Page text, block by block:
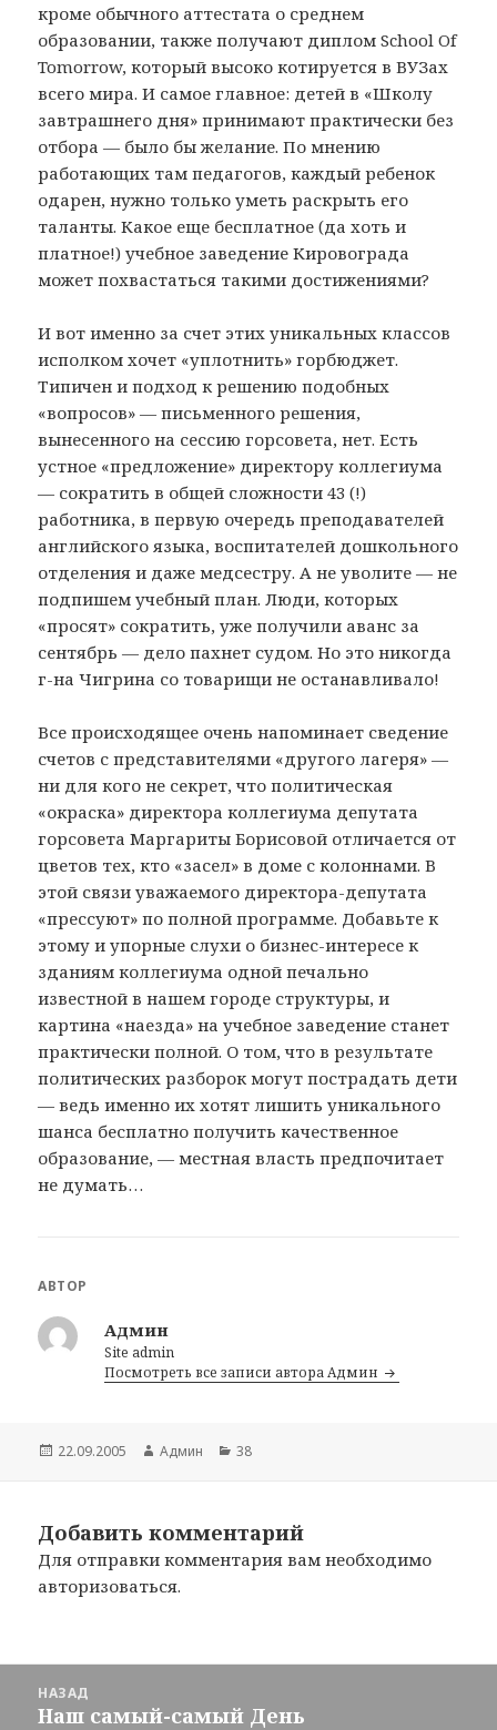
кроме обычного аттестата о среднем
образовании, также получают диплом School Of
Tomorrow, который высоко котируется в ВУЗах
всего мира. И самое главное: детей в «Школу
завтрашнего дня» принимают практически без
отбора — было бы желание. По мнению
работающих там педагогов, каждый ребенок
одарен, нужно только уметь раскрыть его
таланты. Какое еще бесплатное (да хоть и
платное!) учебное заведение Кировограда
может похвастаться такими достижениями?
И вот именно за счет этих уникальных классов
исполком хочет «уплотнить» горбюджет.
Типичен и подход к решению подобных
«вопросов» — письменного решения,
вынесенного на сессию горсовета, нет. Есть
устное «предложение» директору коллегиума
— сократить в общей сложности 43 (!)
работника, в первую очередь преподавателей
английского языка, воспитателей дошкольного
отделения и даже медсестру. А не уволите — не
подпишем учебный план. Люди, которых
«просят» сократить, уже получили аванс за
сентябрь — дело пахнет судом. Но это никогда
г-на Чигрина со товарищи не останавливало!
Все происходящее очень напоминает сведение
счетов с представителями «другого лагеря» —
ни для кого не секрет, что политическая
«окраска» директора коллегиума депутата
горсовета Маргариты Борисовой отличается от
цветов тех, кто «засел» в доме с колоннами. В
этой связи уважаемого директора-депутата
«прессуют» по полной программе. Добавьте к
этому и упорные слухи о бизнес-интересе к
зданиям коллегиума одной печально
известной в нашем городе структуры, и
картина «наезда» на учебное заведение станет
практически полной. О том, что в результате
политических разборок могут пострадать дети
— ведь именно их хотят лишить уникального
шанса бесплатно получить качественное
образование, — местная власть предпочитает
не думать…
АВТОР
Админ
Site admin
Посмотреть все записи автора Админ
Опубликовано
22.09.2005 Автор
Админ Рубрики
38
Добавить комментарий
Для отправки комментария вам необходимо
авторизоваться.
НАЗАД
Предыдущая
Наш самый-самый День